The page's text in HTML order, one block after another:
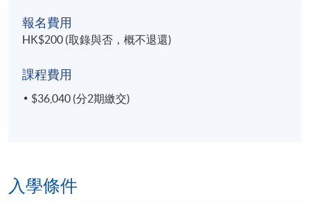
報名費用
HK$200 (取錄與否，概不退還)
課程費用
$36,040 (分2期繳交)
入學條件